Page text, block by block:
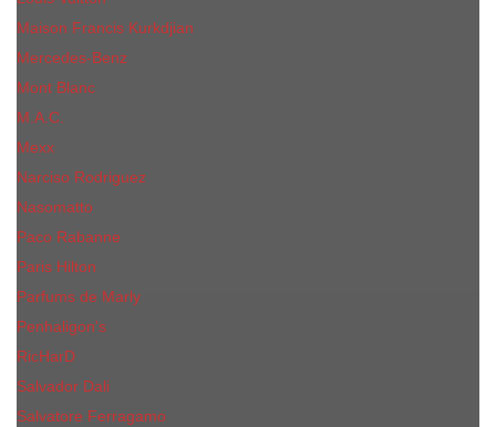
Maison Francis Kurkdjian
Mercedes-Benz
Mont Blanc
M.А.C.
Mexx
Narciso Rodriguez
Nasomatto
Paco Rabanne
Paris Hilton
Parfums de Marly
Penhaligon​'s
RicHarD
Salvador Dali
Salvatore Ferragamo